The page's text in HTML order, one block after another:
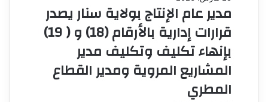
مدير عام الإنتاج بولاية سنار يصدر
قرارات إدارية بالأرقام (18) و ( 19)
بإنهاء تكليف وتكليف مدير
المشاريع المروية ومدير القطاع
المطري